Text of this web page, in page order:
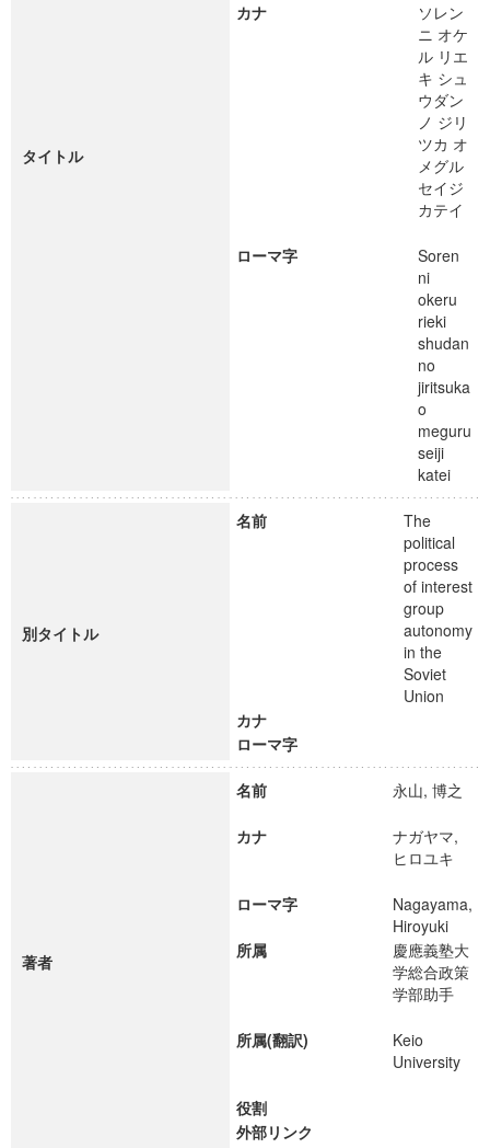
タイトル
カナ
ソレン
ニ オケ
ル リエ
キ シュ
ウダン
ノ ジリ
ツカ オ
メグル
セイジ
カテイ
ローマ字
Soren
ni
okeru
rieki
shudan
no
jiritsuka
o
meguru
seiji
katei
別タイトル
名前
The
political
process
of interest
group
autonomy
in the
Soviet
Union
カナ
ローマ字
著者
名前 永山, 博之
カナ
ナガヤマ,
ヒロユキ
ローマ字
Nagayama,
Hiroyuki
所属
慶應義塾大
学総合政策
学部助手
所属(翻訳)
Keio
University
役割
外部リンク